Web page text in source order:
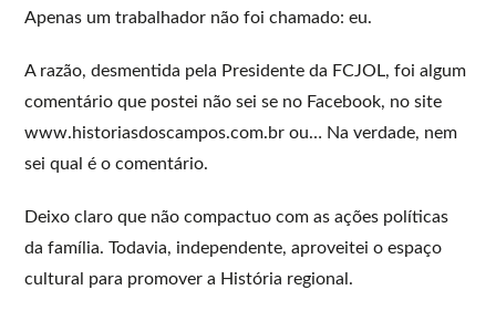
Apenas um trabalhador não foi chamado: eu.
A razão, desmentida pela Presidente da FCJOL, foi algum
comentário que postei não sei se no Facebook, no site
www.historiasdoscampos.com.br ou… Na verdade, nem
sei qual é o comentário.
Deixo claro que não compactuo com as ações políticas
da família. Todavia, independente, aproveitei o espaço
cultural para promover a História regional.